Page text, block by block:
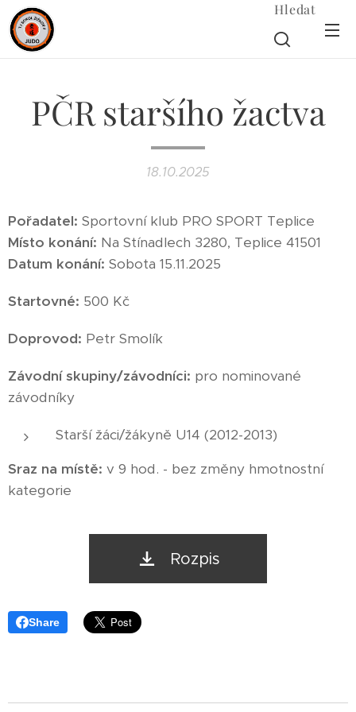
Hledat
PČR staršího žactva
18.10.2025
Pořadatel: Sportovní klub PRO SPORT Teplice
Místo konání: Na Stínadlech 3280, Teplice 41501
Datum konání: Sobota 15.11.2025
Startovné: 500 Kč
Doprovod: Petr Smolík
Závodní skupiny/závodníci: pro nominované
závodníky
Starší žáci/žákyně U14 (2012-2013)
Sraz na místě: v 9 hod. - bez změny hmotnostní
kategorie
Rozpis
Share